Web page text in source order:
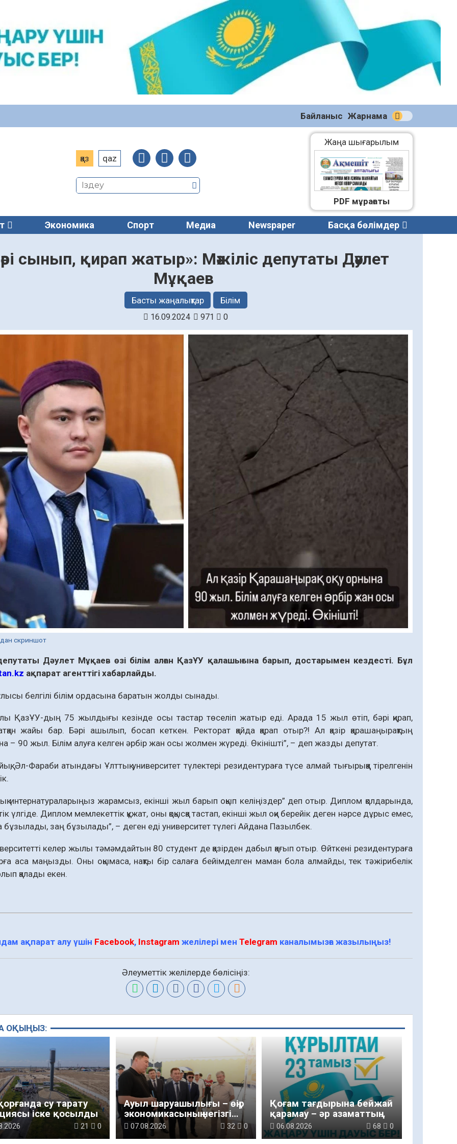
Байланыс Жарнама
қаз qaz
Жаңа шығарылым
(2270)
04.08.2026
PDF мұрағаты
Экономика Спорт Медиа Newspaper Басқа бөлімдер
сынып, қирап жатыр»: Мәжіліс депутаты Дәулет
Мұқаев
Басты жаңалықтар Білім
16.09.2024 971 0
скриншот
Дәулет Мұқаев өзі білім алған ҚазҰУ қалашығына барып, достарымен кездесті. Бұл
ақпарат агенттігі хабарлайды.
белгілі білім ордасына баратын жолды сынады.
ҚазҰУ-дың 75 жылдығы кезінде осы тастар төселіп жатыр еді. Арада 15 жыл өтіп, бәрі қирап,
жайы бар. Бәрі ашылып, босап кеткен. Ректорат қайда қарап отыр?! Ал қазір қарашаңырақтың
– 90 жыл. Білім алуға келген әрбір жан осы жолмен жүреді. Өкінішті”, – деп жазды депутат.
Әл-Фараби атындағы Ұлттық университет түлектері резидентураға түсе алмай тығырыққа тірелгенін
интернатураларыңыз жарамсыз, екінші жыл барып оқып келіңіздер” деп отыр. Диплом қолдарында,
үлгіде. Диплом мемлекеттік құжат, оны қоқысқа тастап, екінші жыл оқи берейік деген нәрсе дұрыс емес,
бұзылады, заң бұзылады”, – деген еді университет түлегі Айдана Пазылбек.
келер жылы тәмәмдайтын 80 студент де қазірден дабыл қағып отыр. Өйткені резидентураға
аса маңызды. Оны оқымаса, нақты бір салаға бейімделген маман бола алмайды, тек тәжірибелік
қалады екен.
ақпарат алу үшін Facebook, Instagram желілері менTelegram каналымызға жазылыңыз!
Әлеуметтік желілерде бөлісіңіз:
ОҚЫҢЫЗ:
су тарату
іске қосылды
21 0
Ауыл шаруашылығы – өңір
экономикасының негізгі
тірегі
07.08.2026 32 0
Қоғам тағдырына бейжай
қарамау – әр азаматтың
парызы
06.08.2026 68 0